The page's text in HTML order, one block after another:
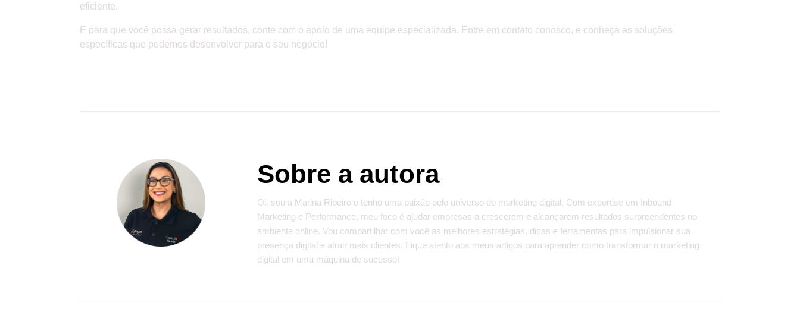
eficiente.
E para que você possa gerar resultados, conte com o apoio de uma equipe especializada. Entre em contato conosco, e conheça as soluções
específicas que podemos desenvolver para o seu negócio!
Sobre a autora
Oi, sou a Marina Ribeiro e tenho uma paixão pelo universo do marketing digital. Com expertise em Inbound
Marketing e Performance, meu foco é ajudar empresas a crescerem e alcançarem resultados surpreendentes no
ambiente online. Vou compartilhar com você as melhores estratégias, dicas e ferramentas para impulsionar sua
presença digital e atrair mais clientes. Fique atento aos meus artigos para aprender como transformar o marketing
digital em uma máquina de sucesso!